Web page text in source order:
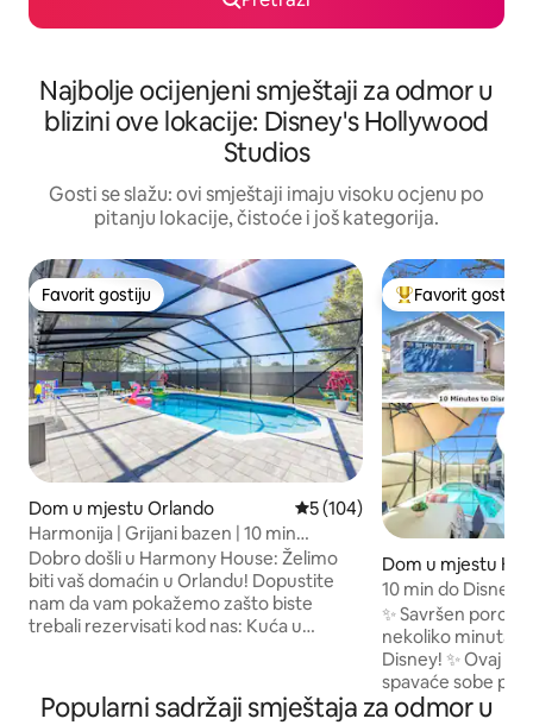
Najbolje ocijenjeni smještaji za odmor u
blizini ove lokacije: Disney's Hollywood
Studios
Gosti se slažu: ovi smještaji imaju visoku ocjenu po
pitanju lokacije, čistoće i još kategorija.
Favorit gostiju
Favorit gostiju
Dom u mjestu Orlando Prosječna ocjena: 5 od 5,
5 (104)
Harmonija | Grijani bazen | 10 min
univerzalnog i epskog.
Dobro došli u Harmony House: Želimo
biti vaš domaćin u Orlandu! Dopustite
nam da vam pokažemo zašto biste
trebali rezervisati kod nas: Kuća u
Epski univerzum u 13 minuta Magično
kraljevstvo u trajanju od 🏰 20 minuta 🛍️
Glavni favorit
Favorit gostiju
Dom u mjestu
10 min do
Igre
✨ Savršen
nekoliko minuta
Disney! ✨ Ovaj prostrani smještaj s 4
spavaće sobe
bračna kreveta
Popularni sadržaji smještaja za odmor u